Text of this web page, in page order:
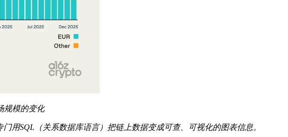
规模的变化
用SQL（关系数据库语言）把链上数据变成可查、可视化的图表信息。